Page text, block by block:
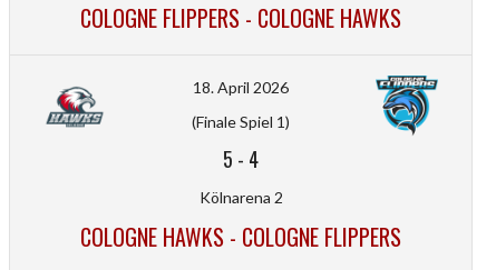
COLOGNE FLIPPERS - COLOGNE HAWKS
18. April 2026
(Finale Spiel 1)
5 - 4
Kölnarena 2
COLOGNE HAWKS - COLOGNE FLIPPERS